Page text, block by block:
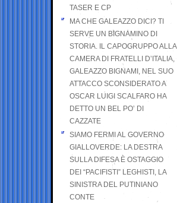
TASER E CP
MA CHE GALEAZZO DICI? TI
SERVE UN BIGNAMINO DI
STORIA. IL CAPOGRUPPO ALLA
CAMERA DI FRATELLI D’ITALIA,
GALEAZZO BIGNAMI, NEL SUO
ATTACCO SCONSIDERATO A
OSCAR LUIGI SCALFARO HA
DETTO UN BEL PO’ DI
CAZZATE
SIAMO FERMI AL GOVERNO
GIALLOVERDE: LA DESTRA
SULLA DIFESA È OSTAGGIO
DEI “PACIFISTI” LEGHISTI, LA
SINISTRA DEL PUTINIANO
CONTE